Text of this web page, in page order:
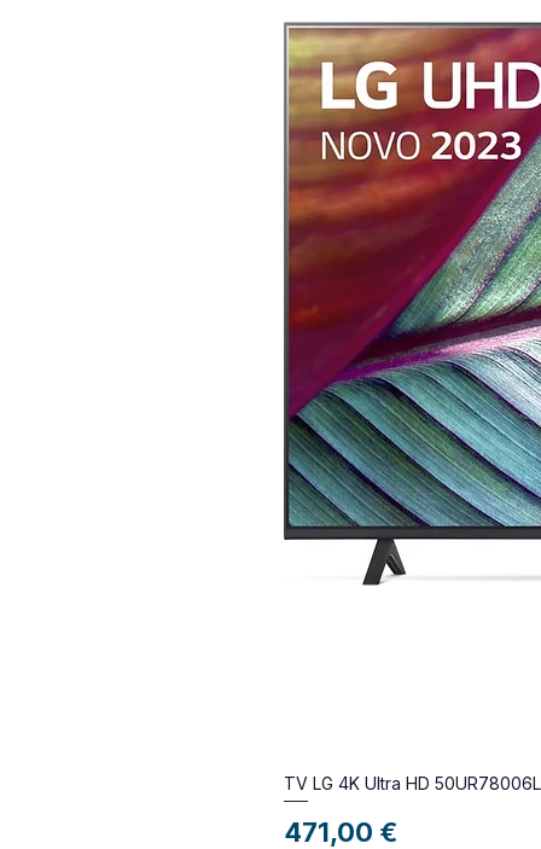
TV LG 4K Ultra HD
Preço
471,00 €